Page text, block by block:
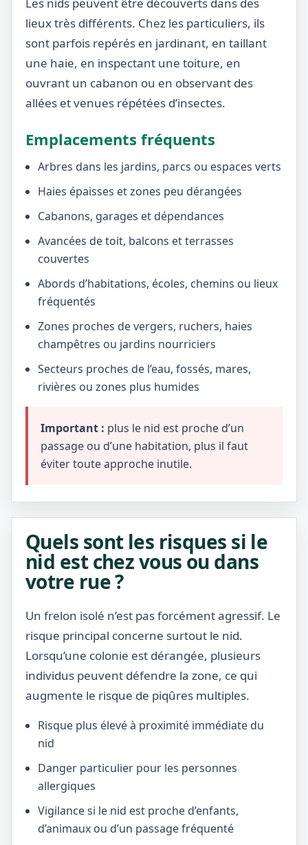
lieux très différents. Chez les particuliers, ils
sont parfois repérés en jardinant, en taillant
une haie, en inspectant une toiture, en
ouvrant un cabanon ou en observant des
allées et venues répétées d’insectes.
Emplacements fréquents
Arbres dans les jardins, parcs ou espaces verts
Haies épaisses et zones peu dérangées
Cabanons, garages et dépendances
Avancées de toit, balcons et terrasses
couvertes
Abords d’habitations, écoles, chemins ou lieux
fréquentés
Zones proches de vergers, ruchers, haies
champêtres ou jardins nourriciers
Secteurs proches de l’eau, fossés, mares,
rivières ou zones plus humides
Important : plus le nid est proche d’un
passage ou d’une habitation, plus il faut
éviter toute approche inutile.
Quels sont les risques si le
nid est chez vous ou dans
votre rue ?
Un frelon isolé n’est pas forcément agressif. Le
risque principal concerne surtout le nid.
Lorsqu’une colonie est dérangée, plusieurs
individus peuvent défendre la zone, ce qui
augmente le risque de piqûres multiples.
Risque plus élevé à proximité immédiate du
nid
Danger particulier pour les personnes
allergiques
Vigilance si le nid est proche d’enfants,
d’animaux ou d’un passage fréquenté